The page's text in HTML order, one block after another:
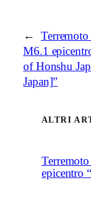
←
M6.1
of Honshu
Japan]”
ALTRI
epicentro